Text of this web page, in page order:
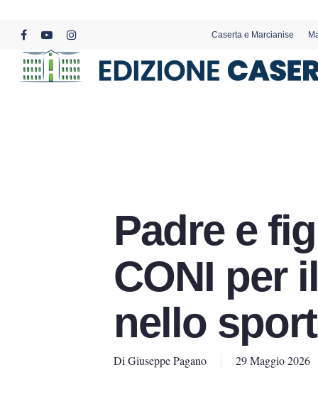
content
facebookyoutubeinstagram
Caserta e Marcianise
Padre e
CONI per
nello
Di Giuseppe Pagano 29 Maggio 2026